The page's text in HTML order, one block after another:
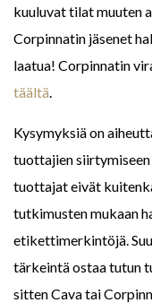
kuuluvat tilat muuten
Corpinnatin jäsenet
laatua! Corpinnatin
täältä.
Kysymyksiä on
tuottajien
tuottajat eivät
tutkimusten mukaan
etikettimerkintöjä.
tärkeintä ostaa tutun
sitten Cava tai